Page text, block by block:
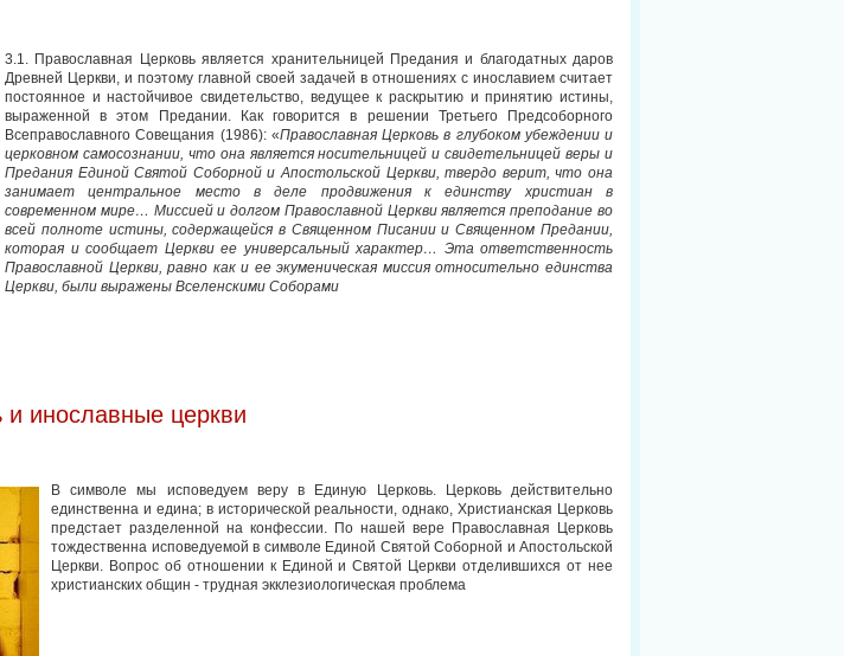
3.1. Православная Церковь является хранительницей Предания и благодатных даров
Древней Церкви, и поэтому главной своей задачей в отношениях с инославием считает
постоянное и настойчивое свидетельство, ведущее к раскрытию и принятию истины,
выраженной в этом Предании. Как говорится в решении Третьего Предсоборного
Всеправославного Совещания (1986): «Православная Церковь в глубоком убеждении и
церковном самосознании, что она является носительницей и свидетельницей веры и
Предания Единой Святой Соборной и Апостольской Церкви, твердо верит, что она
занимает центральное место в деле продвижения к единству христиан в
современном мире… Миссией и долгом Православной Церкви является преподание во
всей полноте истины, содержащейся в Священном Писании и Священном Предании,
которая и сообщает Церкви ее универсальный характер… Эта ответственность
Православной Церкви, равно как и ее экуменическая миссия относительно единства
Церкви, были выражены Вселенскими Соборами
инославные церкви
В символе мы исповедуем веру в Единую Церковь. Церковь действительно
единственна и едина; в исторической реальности, однако, Христианская Церковь
предстает разделенной на конфессии. По нашей вере Православная Церковь
тождественна исповедуемой в символе Единой Святой Соборной и Апостольской
Церкви. Вопрос об отношении к Единой и Святой Церкви отделившихся от нее
христианских общин - трудная экклезиологическая проблема